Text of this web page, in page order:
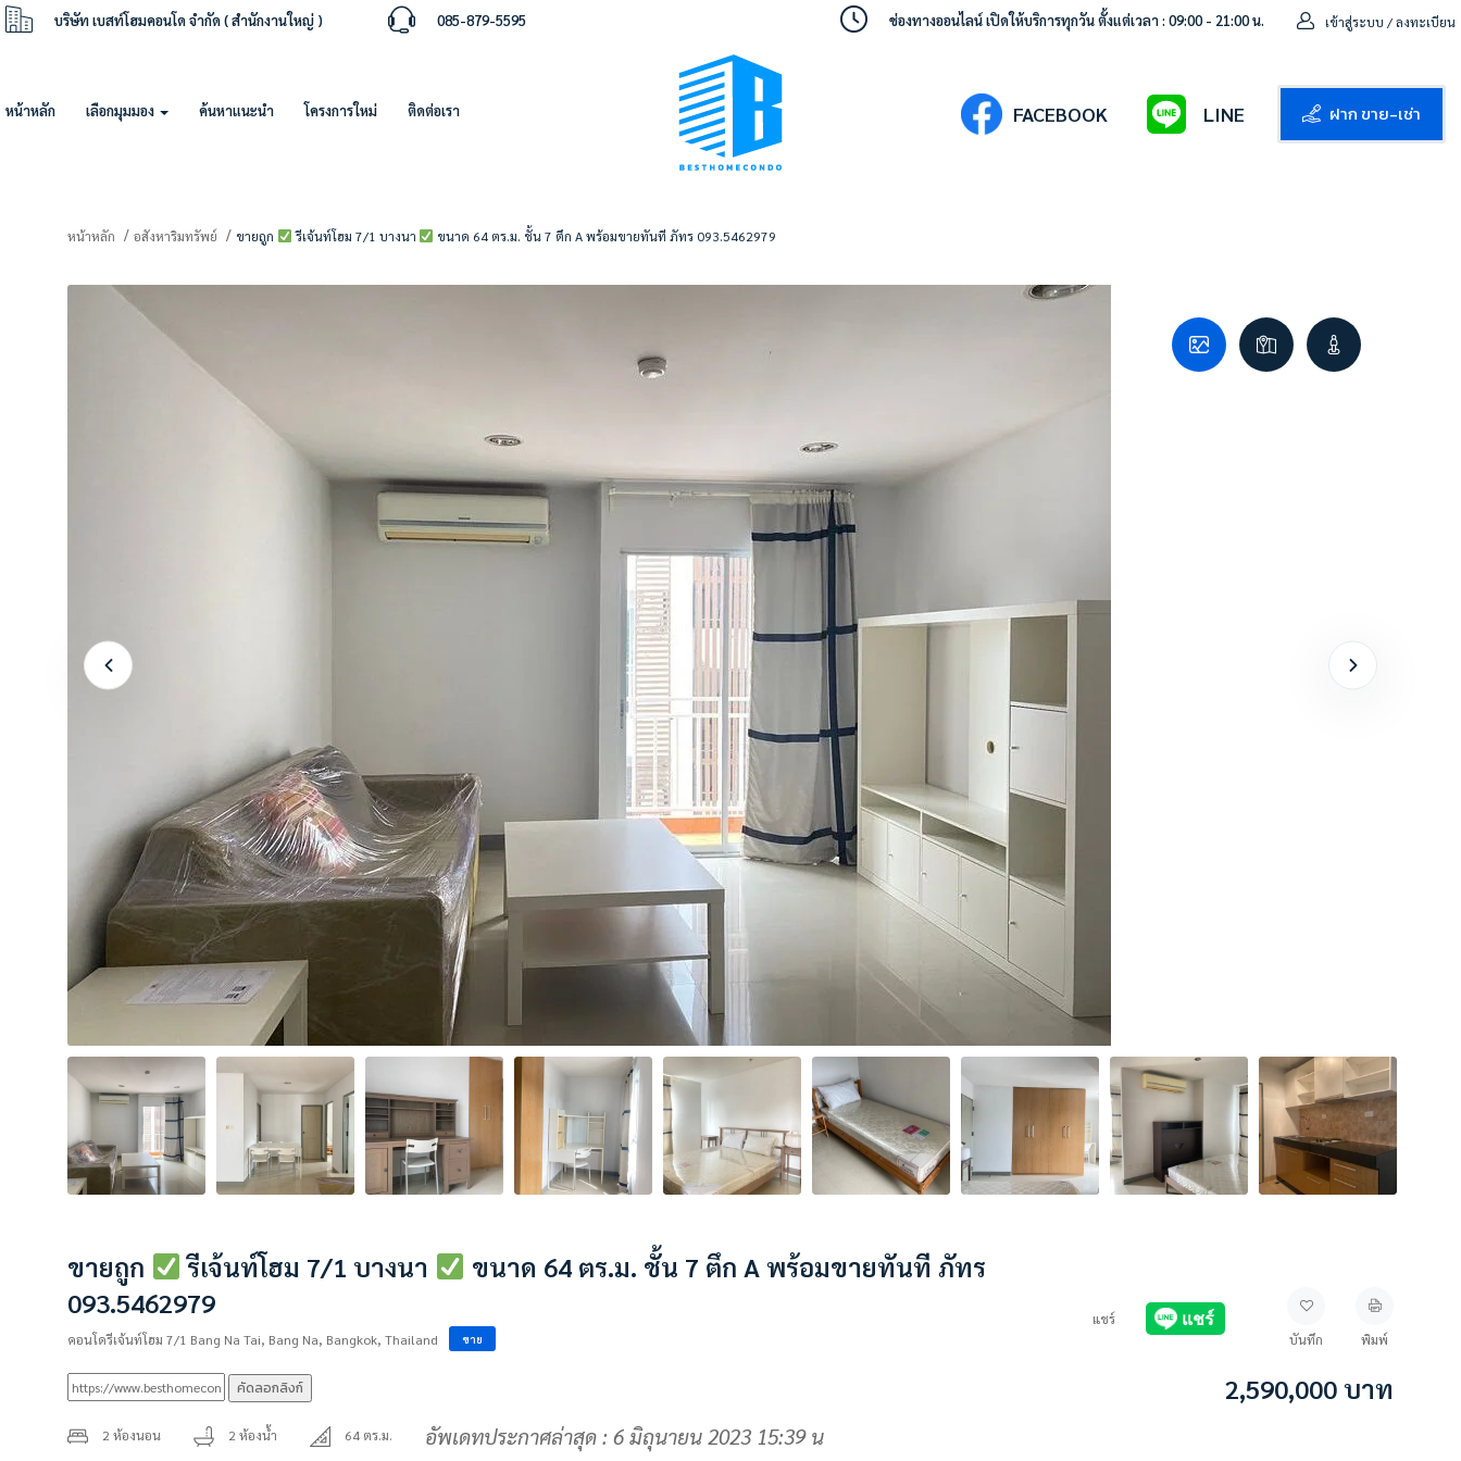
บริษัท เบสท์โฮมคอนโด จำกัด ( สำนักงานใหญ่ ) 085-879-5595 ช่องทางออนไลน์ เปิดให้บริการทุกวัน ตั้งแต่เวลา : 09:00 - 21:00 น. เข้าสู่ระบบ / ลงทะเบียน
หน้าหลัก เลือกมุมมอง ค้นหาแนะนำ โครงการใหม่ ติดต่อเรา FACEBOOK LINE ฝาก ขาย-เช่า
หน้าหลัก อสังหาริมทรัพย์ ขายถูก รีเจ้นท์โฮม 7/1 บางนา ขนาด 64 ตร.ม. ชั้น 7 ตึก A พร้อมขายทันที ภัทร 093.5462979
ขายถูก รีเจ้นท์โฮม 7/1 บางนา
ขนาด 64 ตร.ม. ชั้น 7 ตึก A พร้อมขายทันที ภัทร
093.5462979
คอนโดรีเจ้นท์โฮม 7/1 Bang Na Tai, Bang Na, Bangkok, Thailand ขาย
คัดลอกลิงก์
2 ห้องนอน 2 ห้องน้ำ 64 ตร.ม. อัพเดทประกาศล่าสุด : 6 มิถุนายน 2023 15:39 น
แชร์
บันทึก
พิมพ์
2,590,000 บาท